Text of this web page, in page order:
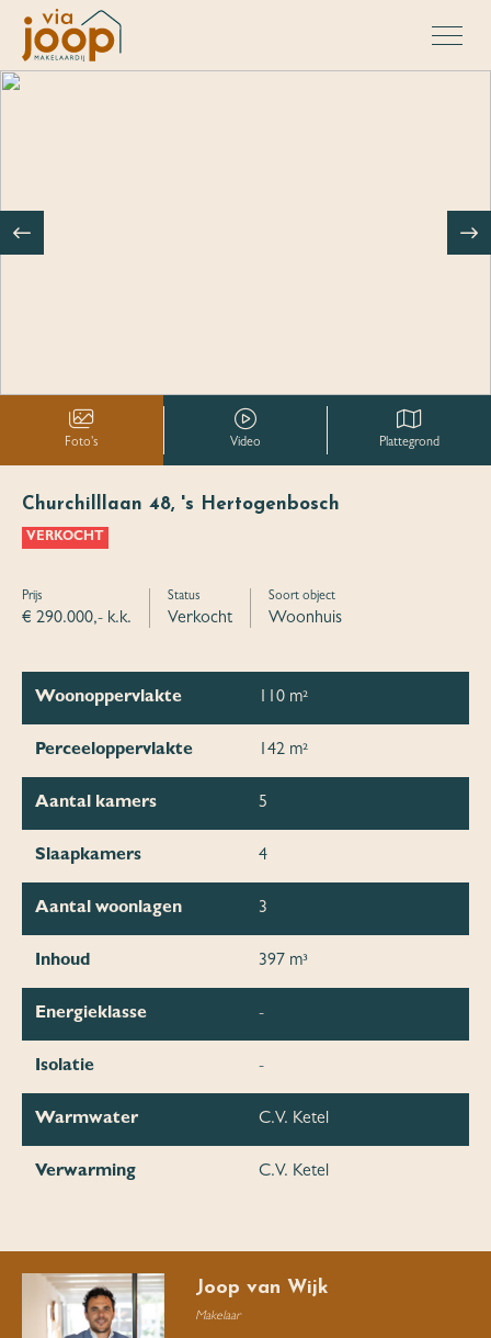
Foto's Video Plattegrond
Churchilllaan 48, 's Hertogenbosch
VERKOCHT
Prijs
€ 290.000,- k.k.
Status
Verkocht
Soort object
Woonhuis
Woonoppervlakte 110 m²
Perceeloppervlakte 142 m²
Aantal kamers 5
Slaapkamers 4
Aantal woonlagen 3
Inhoud 397 m³
Energieklasse -
Isolatie -
Warmwater C.V. Ketel
Verwarming C.V. Ketel
Joop van Wijk
Makelaar